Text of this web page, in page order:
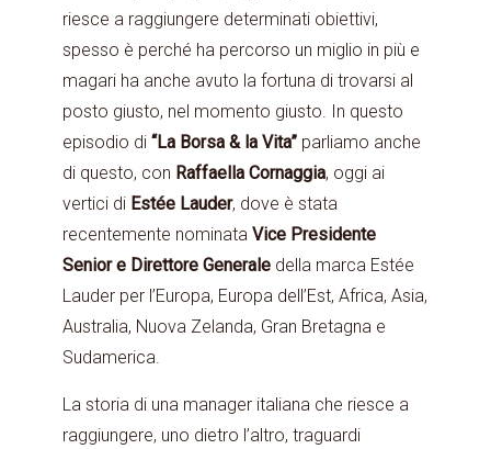
riesce a raggiungere determinati obiettivi,
spesso è perché ha percorso un miglio in più e
magari ha anche avuto la fortuna di trovarsi al
posto giusto, nel momento giusto. In questo
episodio di “La Borsa & la Vita” parliamo anche
di questo, con Raffaella Cornaggia, oggi ai
vertici di Estée Lauder, dove è stata
recentemente nominata Vice Presidente
Senior e Direttore Generale della marca Estée
Lauder per l’Europa, Europa dell’Est, Africa, Asia,
Australia, Nuova Zelanda, Gran Bretagna e
Sudamerica.
La storia di una manager italiana che riesce a
raggiungere, uno dietro l’altro, traguardi